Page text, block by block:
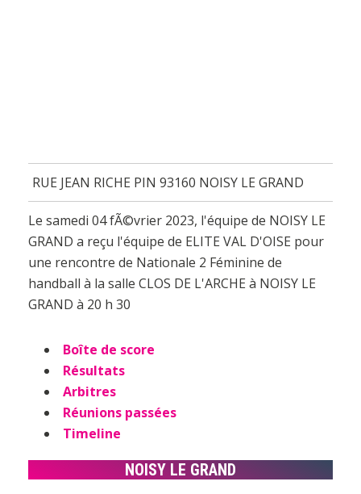
RUE JEAN RICHE PIN 93160 NOISY LE GRAND
Le samedi 04 fÃ©vrier 2023, l'équipe de NOISY LE
GRAND a reçu l'équipe de ELITE VAL D'OISE pour
une rencontre de Nationale 2 Féminine de
handball à la salle CLOS DE L'ARCHE à NOISY LE
GRAND à 20 h 30
Boîte de score
Résultats
Arbitres
Réunions passées
Timeline
NOISY LE GRAND